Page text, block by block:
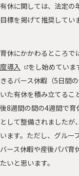
有休に関しては、法定の
目標を掲げて推奨してい
育休にかかわるところで
度導入
をし始めていま
きるバース休暇（5日間
いた有休を積み立てるこ
後8週間の間の4週間で
として整備されましたが
います。ただし、グルー
バース休暇や産後パパ育
たいと思います。